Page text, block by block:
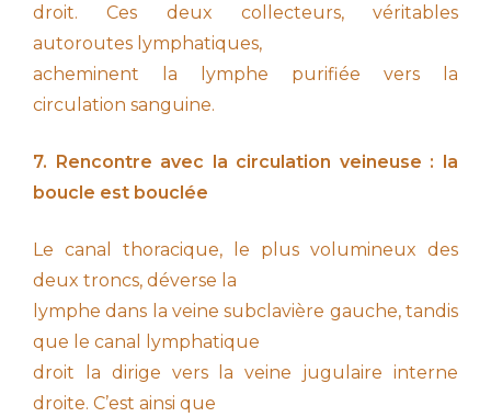
droit. Ces deux collecteurs, véritables
autoroutes lymphatiques,
acheminent la lymphe purifiée vers la
circulation sanguine.
7. Rencontre avec la circulation veineuse : la
boucle est bouclée
Le canal thoracique, le plus volumineux des
deux troncs, déverse la
lymphe dans la veine subclavière gauche, tandis
que le canal lymphatique
droit la dirige vers la veine jugulaire interne
droite. C’est ainsi que